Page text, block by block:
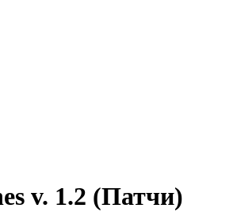
v. 1.2 (Патчи)